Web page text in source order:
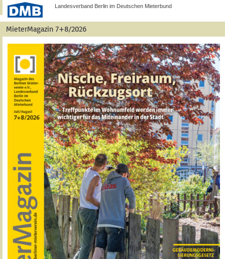
Landesverband Berlin im Deutschen Mieterbund
MieterMagazin 7+8/2026